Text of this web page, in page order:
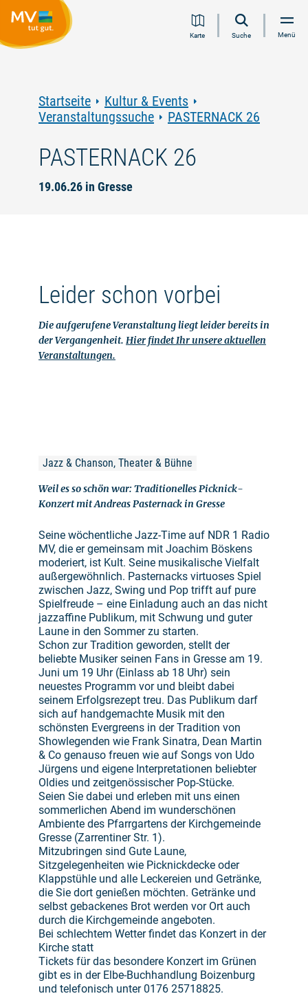
Inhalt
Navigation
Volltextsuche
FooterKarte Suche Menü
Startseite
Kultur & Events
Veranstaltungssuche
PASTERNACK 26
PASTERNACK 26
19.06.26 in Gresse
Leider schon vorbei
Die aufgerufene Veranstaltung liegt leider bereits in
der Vergangenheit. Hier findet Ihr unsere aktuellen
Veranstaltungen.
Jazz & Chanson, Theater & Bühne
Weil es so schön war: Traditionelles Picknick-
Konzert mit Andreas Pasternack in Gresse
Seine wöchentliche Jazz-Time auf NDR 1 Radio
MV, die er gemeinsam mit Joachim Böskens
moderiert, ist Kult. Seine musikalische Vielfalt
außergewöhnlich. Pasternacks virtuoses Spiel
zwischen Jazz, Swing und Pop trifft auf pure
Spielfreude – eine Einladung auch an das nicht
jazzaffine Publikum, mit Schwung und guter
Laune in den Sommer zu starten.
Schon zur Tradition geworden, stellt der
beliebte Musiker seinen Fans in Gresse am 19.
Juni um 19 Uhr (Einlass ab 18 Uhr) sein
neuestes Programm vor und bleibt dabei
seinem Erfolgsrezept treu. Das Publikum darf
sich auf handgemachte Musik mit den
schönsten Evergreens in der Tradition von
Showlegenden wie Frank Sinatra, Dean Martin
& Co genauso freuen wie auf Songs von Udo
Jürgens und eigene Interpretationen beliebter
Oldies und zeitgenössischer Pop-Stücke.
Seien Sie dabei und erleben mit uns einen
sommerlichen Abend im wunderschönen
Ambiente des Pfarrgartens der Kirchgemeinde
Gresse (Zarrentiner Str. 1).
Mitzubringen sind Gute Laune,
Sitzgelegenheiten wie Picknickdecke oder
Klappstühle und alle Leckereien und Getränke,
die Sie dort genießen möchten. Getränke und
selbst gebackenes Brot werden vor Ort auch
durch die Kirchgemeinde angeboten.
Bei schlechtem Wetter findet das Konzert in der
Kirche statt
Tickets für das besondere Konzert im Grünen
gibt es in der Elbe-Buchhandlung Boizenburg
und telefonisch unter 0176 25718825.